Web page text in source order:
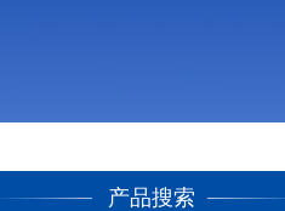
产品搜索